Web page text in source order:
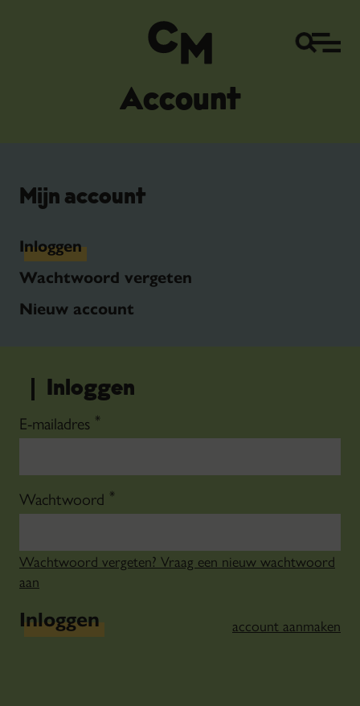
Account
Mijn account
Inloggen
Wachtwoord vergeten
Nieuw account
Inloggen
E-mailadres *
Wachtwoord *
Wachtwoord vergeten? Vraag een nieuw wachtwoord
aan
Inloggen account aanmaken